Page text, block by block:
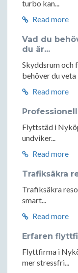
turbo kan...
Read more
Vad du
du är...
Skyddsrum och
behöver du veta
Read more
Flyttstäd i
undviker...
Read more
Trafiksäkra
Trafiksäkra
smart...
Read more
Erfaren
Flyttfirma i
mer stressfri...